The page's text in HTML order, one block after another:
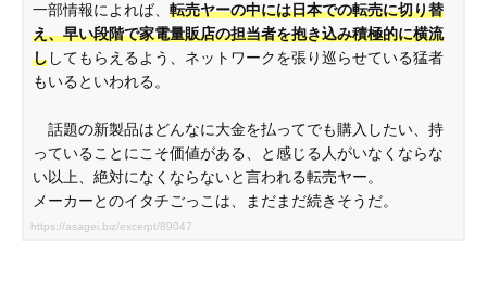
一部情報によれば、 転売ヤーの中には日本での転売に切り替
え、早い段階で家電量販店の担当者を抱き込み積極的に横流
ししてもらえるよう、ネットワークを張り巡らせている猛者
もいるといわれる。
話題の新製品はどんなに大金を払ってでも購入したい、持
っていることにこそ価値がある、と感じる人がいなくならな
い以上、絶対になくならないと言われる転売ヤー。
メーカーとのイタチごっこは、まだまだ続きそうだ。
https://asagei.biz/excerpt/89047